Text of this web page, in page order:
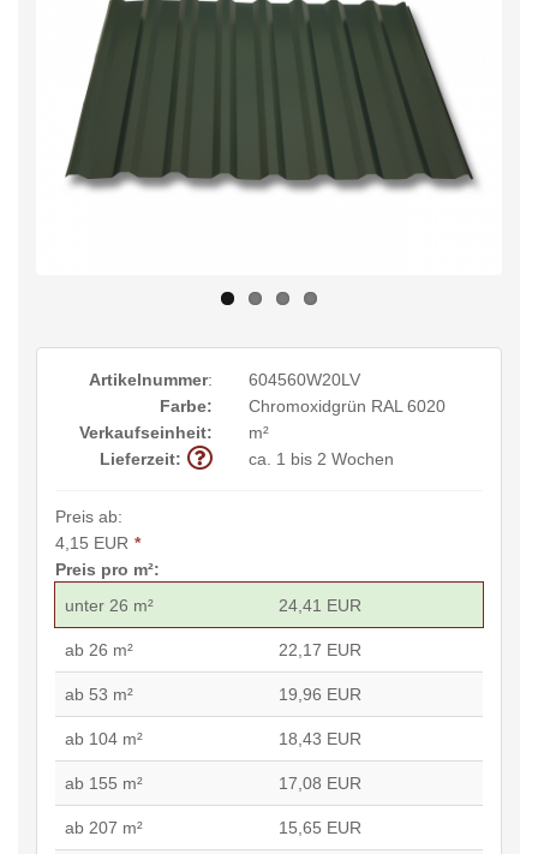
Artikelnummer:
604560W20LV
Farbe:
Chromoxidgrün RAL 6020
Verkaufseinheit:
m²
Lieferzeit:
ca. 1 bis 2 Wochen
Preis ab:
4,15 EUR *
Preis pro m²:
unter 26 m²
24,41 EUR
ab 26 m² 22,17 EUR
ab 53 m² 19,96 EUR
ab 104 m² 18,43 EUR
ab 155 m² 17,08 EUR
ab 207 m² 15,65 EUR